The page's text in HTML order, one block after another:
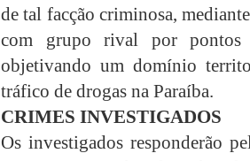
de tal facção criminosa,
com grupo rival por pontos
objetivando um domínio
tráfico de drogas na Paraíba.
CRIMES INVESTIGADOS
Os investigados responderão